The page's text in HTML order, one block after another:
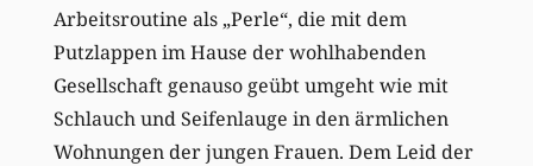
Arbeitsroutine als „Perle“, die mit dem
Putzlappen im Hause der wohlhabenden
Gesellschaft genauso geübt umgeht wie mit
Schlauch und Seifenlauge in den ärmlichen
Wohnungen der jungen Frauen. Dem Leid der